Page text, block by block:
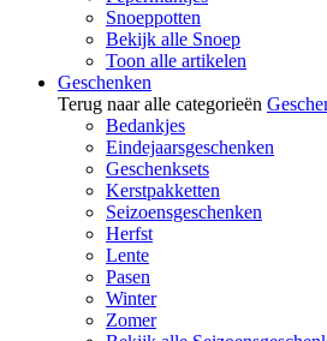
Snoeppotten
Bekijk alle Snoep
Toon alle artikelen
Geschenken
Terug naar alle categorieën
Bedankjes
Eindejaarsgeschenken
Geschenksets
Kerstpakketten
Seizoensgeschenken
Herfst
Lente
Pasen
Winter
Zomer